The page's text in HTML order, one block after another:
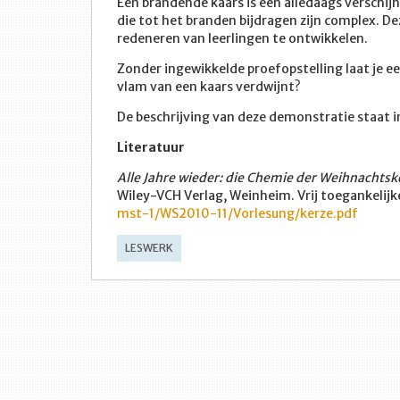
die tot het branden bijdragen zijn complex.
redeneren van leerlingen te ontwikkelen.
Zonder ingewikkelde proefopstelling laat je
vlam van een kaars verdwijnt?
De beschrijving van deze demonstratie staat
Literatuur
Alle Jahre wieder: die Chemie der
Wiley-VCH Verlag, Weinheim. Vrij
mst-1/WS2010-11/Vorlesung/kerze.pdf
LESWERK